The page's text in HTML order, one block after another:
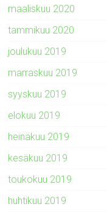
maaliskuu 2020
tammikuu 2020
joulukuu 2019
marraskuu 2019
syyskuu 2019
elokuu 2019
heinäkuu 2019
kesäkuu 2019
toukokuu 2019
huhtikuu 2019